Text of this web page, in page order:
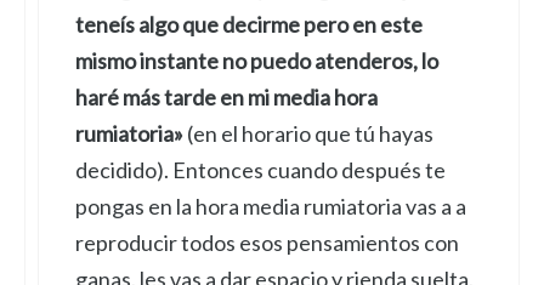
teneís algo que decirme pero en este
mismo instante no puedo atenderos, lo
haré más tarde en mi media hora
rumiatoria» (en el horario que tú hayas
decidido). Entonces cuando después te
pongas en la hora media rumiatoria vas a a
reproducir todos esos pensamientos con
ganas, les vas a dar espacio y rienda suelta,